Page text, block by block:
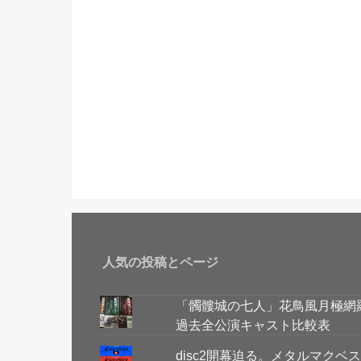
人気の投稿とページ
「髑髏城の七人」花鳥風月極網
過去全公演キャスト比較表
disc2開幕迫る。メタルマクベ